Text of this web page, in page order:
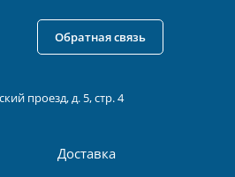
проезд, д. 5, стр. 4
Доставка
Обратная связь